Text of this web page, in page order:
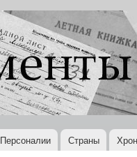
Персоналии Страны